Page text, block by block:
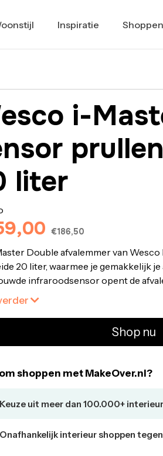
Inspiratie Shoppen
i-
liter
€186,50
Double afvalemmer van
20 liter, waarmee je gemakkelijk
infraroodsensor opent de
en door de Soft Close-
Shop nu
shoppen met MakeOver.nl?
Keuze uit meer dan 100.000+
Onafhankelijk interieur shoppen